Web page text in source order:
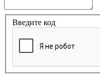
Введите код